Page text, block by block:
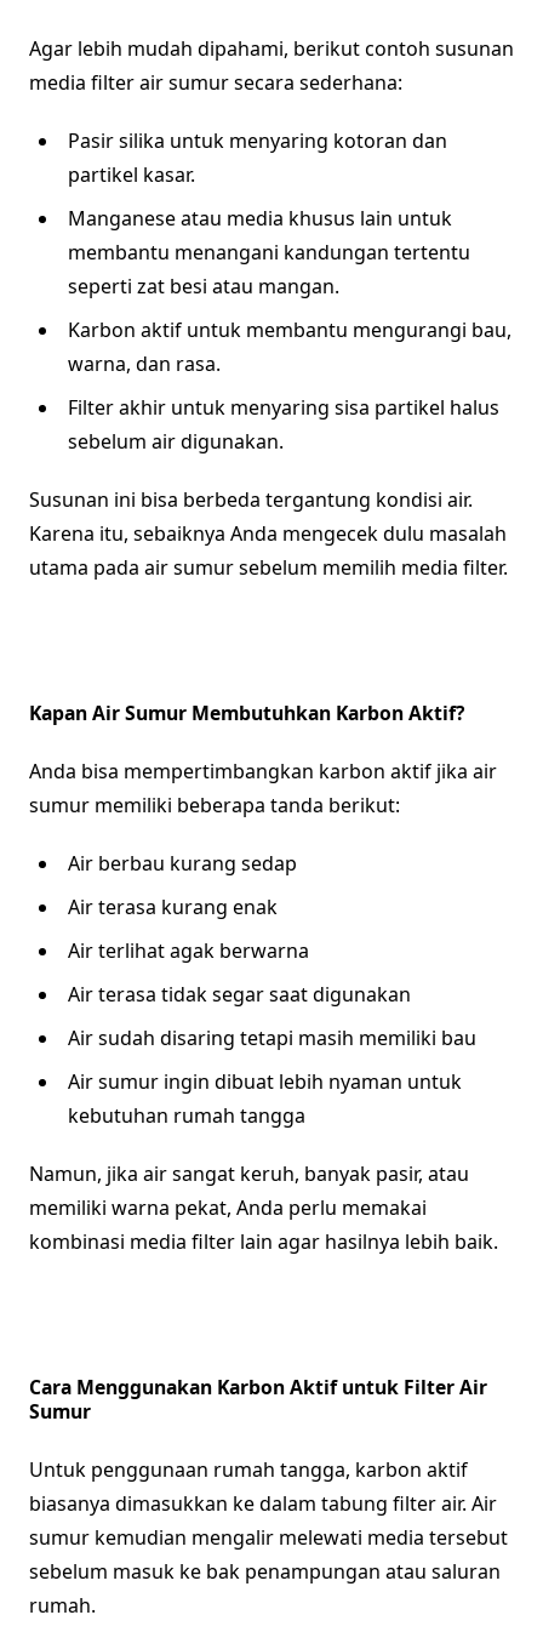
Agar lebih mudah dipahami, berikut contoh susunan
media filter air sumur secara sederhana:
Pasir silika untuk menyaring kotoran dan
partikel kasar.
Manganese atau media khusus lain untuk
membantu menangani kandungan tertentu
seperti zat besi atau mangan.
Karbon aktif untuk membantu mengurangi bau,
warna, dan rasa.
Filter akhir untuk menyaring sisa partikel halus
sebelum air digunakan.
Susunan ini bisa berbeda tergantung kondisi air.
Karena itu, sebaiknya Anda mengecek dulu masalah
utama pada air sumur sebelum memilih media filter.
Kapan Air Sumur Membutuhkan Karbon Aktif?
Anda bisa mempertimbangkan karbon aktif jika air
sumur memiliki beberapa tanda berikut:
Air berbau kurang sedap
Air terasa kurang enak
Air terlihat agak berwarna
Air terasa tidak segar saat digunakan
Air sudah disaring tetapi masih memiliki bau
Air sumur ingin dibuat lebih nyaman untuk
kebutuhan rumah tangga
Namun, jika air sangat keruh, banyak pasir, atau
memiliki warna pekat, Anda perlu memakai
kombinasi media filter lain agar hasilnya lebih baik.
Cara Menggunakan Karbon Aktif untuk Filter Air
Sumur
Untuk penggunaan rumah tangga, karbon aktif
biasanya dimasukkan ke dalam tabung filter air. Air
sumur kemudian mengalir melewati media tersebut
sebelum masuk ke bak penampungan atau saluran
rumah.